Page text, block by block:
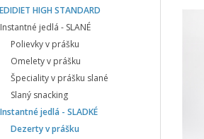
HIGH STANDARD
Instantné jedlá - SLANÉ
Polievky v prášku
Omelety v prášku
Špeciality v prášku slané
Slaný snacking
Instantné jedlá - SLADKÉ
Dezerty v prášku